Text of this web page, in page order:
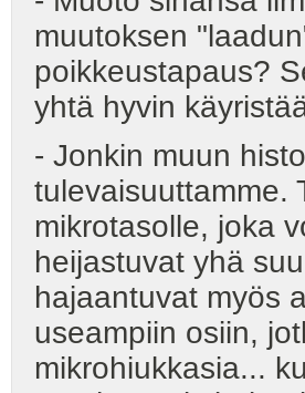
muutoksen
poikkeustapaus?
yhtä hyvin
- Jonkin muun
tulevaisuuttamme.
mikrotasolle, joka
heijastuvat yhä
hajaantuvat myös
useampiin osiin,
mikrohiukkasia...